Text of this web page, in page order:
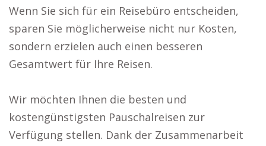
Wenn Sie sich für ein Reisebüro entscheiden,
sparen Sie möglicherweise nicht nur Kosten,
sondern erzielen auch einen besseren
Gesamtwert für Ihre Reisen.
Wir möchten Ihnen die besten und
kostengünstigsten Pauschalreisen zur
Verfügung stellen. Dank der Zusammenarbeit